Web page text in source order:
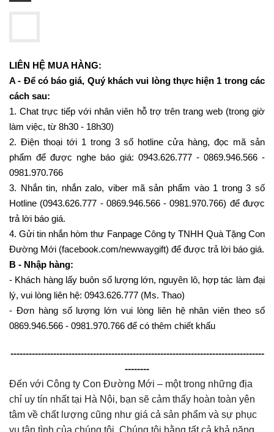
LIÊN HỆ MUA HÀNG:
A - Để có báo giá, Quý khách vui lòng thực hiện 1 trong các
cách sau:
1. Chat trực tiếp với nhân viên hỗ trợ trên trang web (trong giờ
làm việc, từ 8h30 - 18h30)
2. Điện thoại tới 1 trong 3 số hotline cửa hàng, đọc mã sản
phẩm để được nghe báo giá: 0943.626.777 - 0869.946.566 -
0981.970.766
3. Nhắn tin, nhắn zalo, viber mã sản phẩm vào 1 trong 3 số
Hotline (0943.626.777 - 0869.946.566 - 0981.970.766) để được
trả lời báo giá.
4. Gửi tin nhắn hòm thư Fanpage Công ty TNHH Quà Tặng Con
Đường Mới (facebook.com/newwaygift) để được trả lời báo giá.
B - Nhập hàng:
- Khách hàng lấy buôn số lượng lớn, nguyên lô, hợp tác làm đại
lý, vui lòng liên hệ: 0943.626.777 (Ms. Thao)
- Đơn hàng số lượng lớn vui lòng liên hệ nhân viên theo số
0869.946.566 - 0981.970.766 để có thêm chiết khấu
-----------------------------------------------------------------------------------
--------
Đến với Công ty Con Đường Mới – một trong những địa
chỉ uy tín nhất tại Hà Nội, bạn sẽ cảm thấy hoàn toàn yên
tâm về chất lượng cũng như giá cả sản phẩm và sự phục
vụ tận tình của chúng tôi. Chúng tôi bằng tất cả khả năng,